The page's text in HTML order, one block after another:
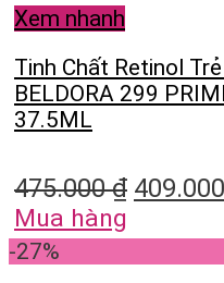
Xem nhanh
Tinh Chất Retinol
BELDORA 299
37.5ML
475.000₫ 409.000
Mua hàng
-27%